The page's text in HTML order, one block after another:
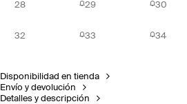
28 29 30
32 33 34
Disponibilidad en tienda
Envío y devolución
Detalles y descripción